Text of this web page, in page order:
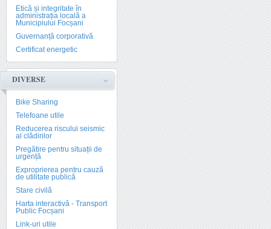
Etică și integritate în
administrația locală a
Municipiului Focșani
Guvernanță corporativă
Certificat energetic
DIVERSE
Bike Sharing
Telefoane utile
Reducerea riscului seismic
al clădirilor
Pregătire pentru situații de
urgență
Exproprierea pentru cauză
de utilitate publică
Stare civilă
Harta interactivă - Transport
Public Focșani
Link-uri utile